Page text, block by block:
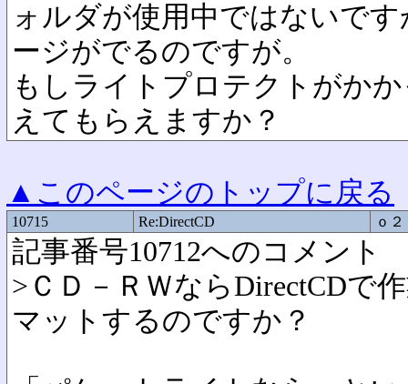
ォルダが使用中ではないで
ージがでるのですが。
もしライトプロテクトがか
えてもらえますか？
▲このページのトップに戻る
10715 Re:DirectCD ｏ
記事番号10712へのコメント
>ＣＤ－ＲＷならDirectCDで
マットするのですか？